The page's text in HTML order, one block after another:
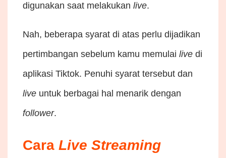
digunakan saat melakukan live.
Nah, beberapa syarat di atas perlu dijadikan
pertimbangan sebelum kamu memulai live di
aplikasi Tiktok. Penuhi syarat tersebut dan
live untuk berbagai hal menarik dengan
follower.
Cara Live Streaming